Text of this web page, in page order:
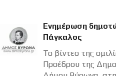
Ενημέρωση
Πάγκαλος
Το βίντεο της
Προέδρου της